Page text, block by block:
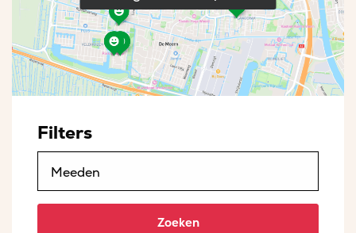
Filters
Zoeken